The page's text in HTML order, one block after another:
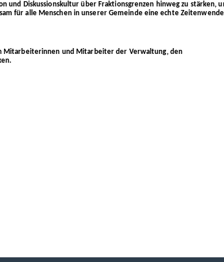
und Diskussionskultur über Fraktionsgrenzen hinweg zu stärken,
für alle Menschen in unserer Gemeinde eine echte
Mitarbeiterinnen und Mitarbeiter der Verwaltung, den